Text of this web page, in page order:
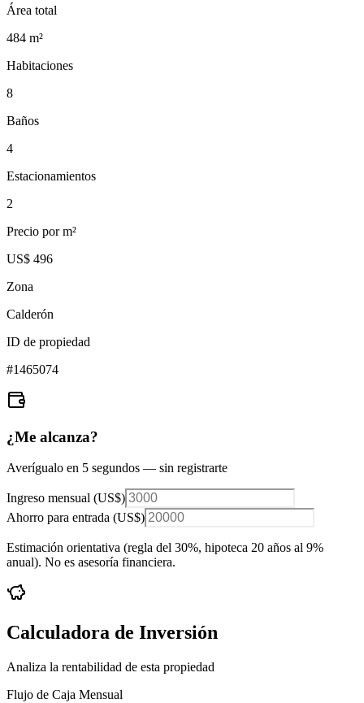
Área total
484 m²
Habitaciones
8
Baños
4
Estacionamientos
2
Precio por m²
US$ 496
Zona
Calderón
ID de propiedad
#1465074
¿Me alcanza?
Averígualo en 5 segundos — sin registrarte
Ingreso mensual (US$)
Ahorro para entrada (US$)
Estimación orientativa (regla del 30%, hipoteca 20 años al 9%
anual). No es asesoría financiera.
Calculadora de Inversión
Analiza la rentabilidad de esta propiedad
Flujo de Caja Mensual